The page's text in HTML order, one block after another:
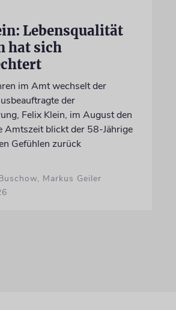
Lebensqualität
hat sich
im Amt wechselt der
der
Felix Klein, im August den
Amtszeit blickt der 58-Jährige
Gefühlen zurück
Markus Geiler